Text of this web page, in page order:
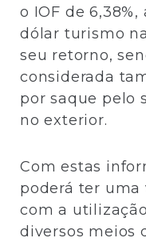
o IOF de
dólar turismo
seu retorno,
considerada
por saque pelo
no exterior.
Com estas
poderá ter uma
com a
diversos meios